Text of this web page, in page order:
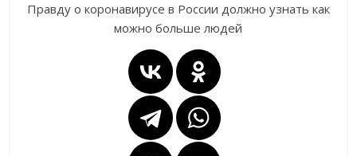
Правду о коронавирусе в России должно узнать как
можно больше людей